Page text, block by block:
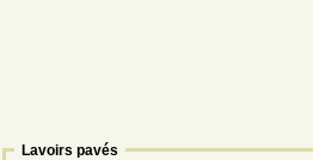
Lavoirs pavés